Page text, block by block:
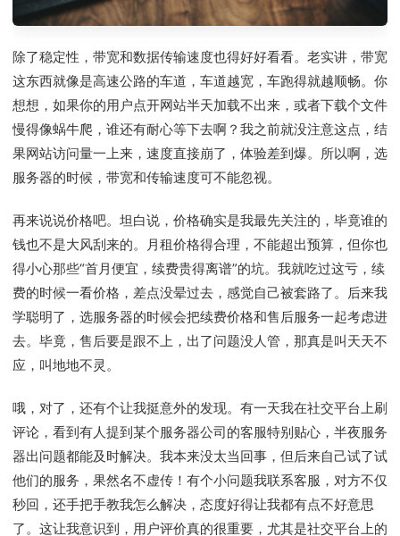
除了稳定性，带宽和数据传输速度也得好好看看。老实讲，带宽
这东西就像是高速公路的车道，车道越宽，车跑得就越顺畅。你
想想，如果你的用户点开网站半天加载不出来，或者下载个文件
慢得像蜗牛爬，谁还有耐心等下去啊？我之前就没注意这点，结
果网站访问量一上来，速度直接崩了，体验差到爆。所以啊，选
服务器的时候，带宽和传输速度可不能忽视。
再来说说价格吧。坦白说，价格确实是我最先关注的，毕竟谁的
钱也不是大风刮来的。月租价格得合理，不能超出预算，但你也
得小心那些“首月便宜，续费贵得离谱”的坑。我就吃过这亏，续
费的时候一看价格，差点没晕过去，感觉自己被套路了。后来我
学聪明了，选服务器的时候会把续费价格和售后服务一起考虑进
去。毕竟，售后要是跟不上，出了问题没人管，那真是叫天天不
应，叫地地不灵。
哦，对了，还有个让我挺意外的发现。有一天我在社交平台上刷
评论，看到有人提到某个服务器公司的客服特别贴心，半夜服务
器出问题都能及时解决。我本来没太当回事，但后来自己试了试
他们的服务，果然名不虚传！有个小问题我联系客服，对方不仅
秒回，还手把手教我怎么解决，态度好得让我都有点不好意思
了。这让我意识到，用户评价真的很重要，尤其是社交平台上的